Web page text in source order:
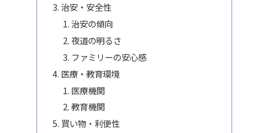
治安・安全性
治安の傾向
夜道の明るさ
ファミリーの安心感
医療・教育環境
医療機関
教育機関
買い物・利便性